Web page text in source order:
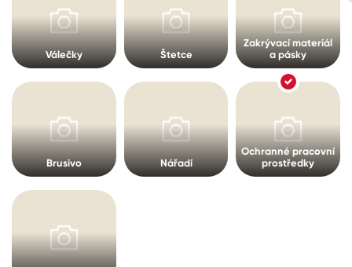
Úvod Aktuality
Kontakty
Plast, sklo, keramika
Stěny
Fasády
Spreje
Ředidla, tužidla, čističe, technické
kapaliny
Válečky Štetce
Zakrývací materiál
a pásky
Brusivo Nářadí
Ochranné pracovní
prostředky